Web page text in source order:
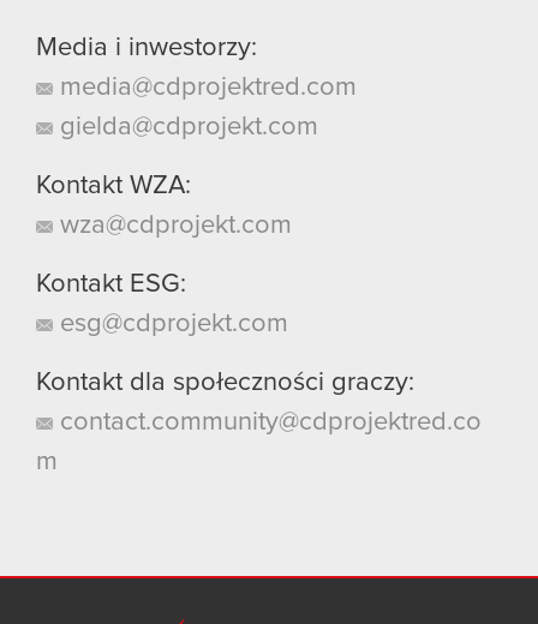
Media i inwestorzy:
media@cdprojektred.com
gielda@cdprojekt.com
Kontakt WZA:
wza@cdprojekt.com
Kontakt ESG:
esg@cdprojekt.com
Kontakt dla społeczności graczy:
contact.community@cdprojektred.co
m